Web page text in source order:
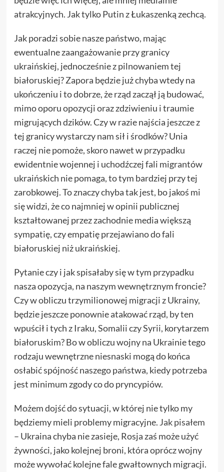
atrakcyjnych. Jak tylko Putin z Łukaszenką zechcą.
Jak poradzi sobie nasze państwo, mając
ewentualne zaangażowanie przy granicy
ukraińskiej, jednocześnie z pilnowaniem tej
białoruskiej? Zapora będzie już chyba wtedy na
ukończeniu i to dobrze, że rząd zaczął ją budować,
mimo oporu opozycji oraz zdziwieniu i traumie
migrujących dzików. Czy w razie najścia jeszcze z
tej granicy wystarczy nam sił i środków? Unia
raczej nie pomoże, skoro nawet w przypadku
ewidentnie wojennej i uchodźczej fali migrantów
ukraińskich nie pomaga, to tym bardziej przy tej
zarobkowej. To znaczy chyba tak jest, bo jakoś mi
się widzi, że co najmniej w opinii publicznej
kształtowanej przez zachodnie media większą
sympatię, czy empatię przejawiano do fali
białoruskiej niż ukraińskiej.
Pytanie czy i jak spisałaby się w tym przypadku
nasza opozycja, na naszym wewnętrznym froncie?
Czy w obliczu trzymilionowej migracji z Ukrainy,
będzie jeszcze ponownie atakować rząd, by ten
wpuścił i tych z Iraku, Somalii czy Syrii, korytarzem
białoruskim? Bo w obliczu wojny na Ukrainie tego
rodzaju wewnętrzne niesnaski mogą do końca
osłabić spójność naszego państwa, kiedy potrzeba
jest minimum zgody co do pryncypiów.
Możem dojść do sytuacji, w której nie tylko my
będziemy mieli problemy migracyjne. Jak pisałem
– Ukraina chyba nie zasieje, Rosja zaś może użyć
żywności, jako kolejnej broni, która oprócz wojny
może wywołać kolejne fale gwałtownych migracji.